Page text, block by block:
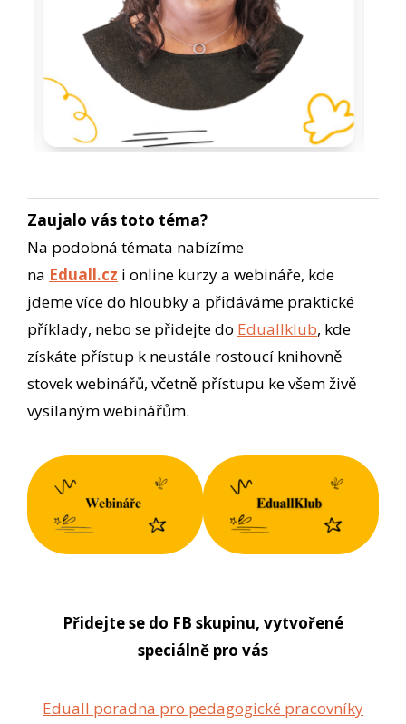
Zaujalo vás toto téma?
Na podobná témata nabízíme
na Eduall.cz i online kurzy a webináře, kde
jdeme více do hloubky a přidáváme praktické
příklady, nebo se přidejte do Eduallklub, kde
získáte přístup k neustále rostoucí knihovně
stovek webinářů, včetně přístupu ke všem živě
vysílaným webinářům.
Přidejte se do FB skupinu, vytvořené
speciálně pro vás
Eduall poradna pro pedagogické pracovníky